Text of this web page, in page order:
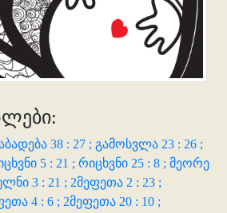
38 : 27 ; გამოსვლა 23 : 26 ;
5 : 21 ; რიცხვნი 25 : 8 ; მეორე
3 : 21 ; 2მეფეთა 2 : 23 ;
4 : 6 ; 2მეფეთა 20 : 10 ;